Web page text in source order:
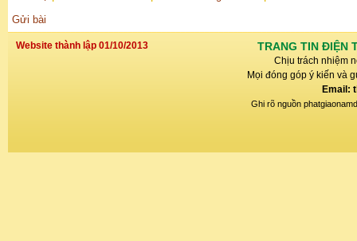
Gửi bài
Website thành lập 01/10/2013 TRANG TIN ĐIỆN
Chịu trách nhiệm
Mọi đóng góp ý kiến và
Email:
Ghi rõ nguồn